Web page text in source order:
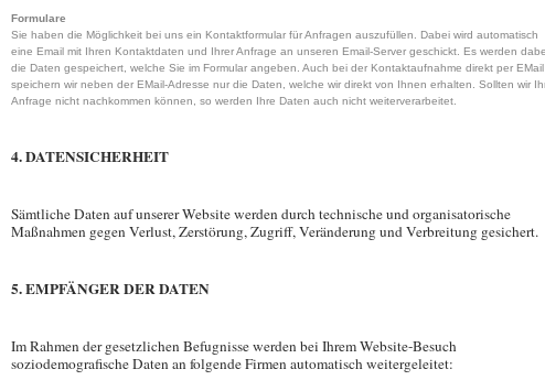
Formulare
Sie haben die Möglichkeit bei uns ein Kontaktformular für Anfragen auszufüllen. Dabei wird automatisch
eine Email mit Ihren Kontaktdaten und Ihrer Anfrage an unseren Email-Server geschickt. Es werden
die Daten gespeichert, welche Sie im Formular angeben. Auch bei der Kontaktaufnahme direkt per EMail
speichern wir neben der EMail-Adresse nur die Daten, welche wir direkt von Ihnen erhalten. Sollten wir
Anfrage nicht nachkommen können, so werden Ihre Daten auch nicht weiterverarbeitet.
4. DATENSICHERHEIT
Sämtliche Daten auf unserer Website werden durch technische und organisatorische
Maßnahmen gegen Verlust, Zerstörung, Zugriff, Veränderung und Verbreitung gesichert.
5. EMPFÄNGER DER DATEN
Im Rahmen der gesetzlichen Befugnisse werden bei Ihrem Website-Besuch
soziodemografische Daten an folgende Firmen automatisch weitergeleitet: